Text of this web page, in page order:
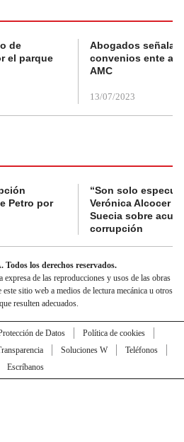
de
el parque
Abogados
convenios ente
AMC
13/07/2023
Petro por
“Son solo
Verónica Alcocer a
Suecia sobre
corrupción
los derechos reservados.
de las reproducciones y usos de las obras
este sitio web a medios de lectura mecánica u otros
resulten adecuados.
de Datos
Política de cookies
Soluciones W
Teléfonos
Escríbanos